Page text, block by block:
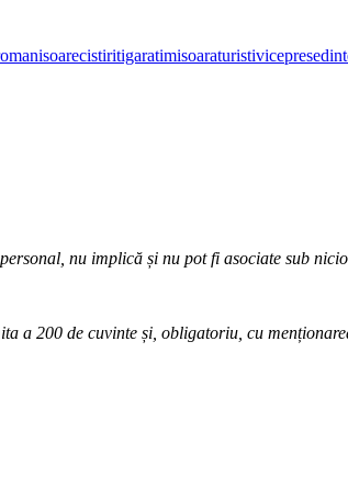
soarecistiritigaratimisoaraturisti
nu implică și nu pot fi asociate sub
a 200 de cuvinte și, obligatoriu, cu